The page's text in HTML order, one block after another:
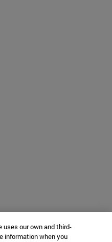
our own and third-
information when you